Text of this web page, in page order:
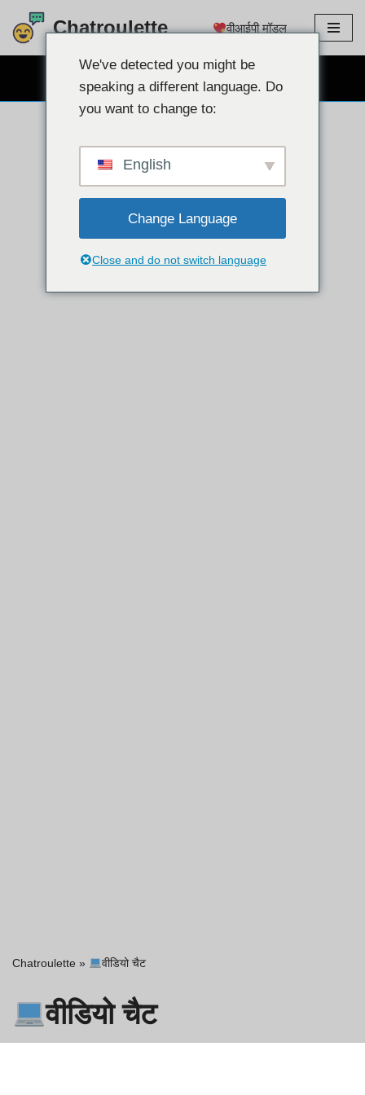
इसे
पर
Chatroulette वीआईपी मॉडल
Chatroulette » वीडियो चैट
वीडियो चैट
We've detected you might be
speaking a different language. Do
you want to change to:
English
Change Language
Close and do not switch language